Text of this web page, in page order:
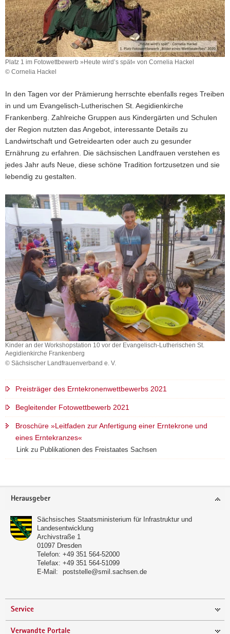
des
Landkreises
Mittelsachsen
Platz 1 im Fotowettbewerb »Heute wird’s spät« von Cornelia Hackel
© Cornelia Hackel
1
Fotowettbewerb
»Heute
wird’s
spät«
von
Hackel
In den Tagen vor der Prämierung herrschte ebenfalls reges Treiben
in und um Evangelisch-Lutherischen St. Aegidienkirche
Frankenberg. Zahlreiche Gruppen aus Kindergärten und Schulen
der Region nutzten das Angebot, interessante Details zu
Landwirtschaft und Getreidearten oder auch zu gesunder
Ernährung zu erfahren. Die sächsischen Landfrauen verstehen es
jedes Jahr aufs Neue, diese schöne Tradition fortzusetzen und sie
lebendig zu gestalten.
Kinder an der Workshopstation 10 vor der Evangelisch-Lutherischen St.
Aegidienkirche Frankenberg
© Sächsischer Landfrauenverband e. V.
an
der
Workshopstation
10
der
Evangelisch-
Lutherischen
St.
Preisträger des Erntekronenwettbewerbs 2021
Begleitender Fotowettbewerb 2021
Broschüre »Leitfaden zur Anfertigung einer Erntekrone und
eines Erntekranzes«
Link zu Publikationen des Freistaates Sachsen
Footer-
Herausgeber
Sächsisches Staatsministerium für Infrastruktur und
Landesentwicklung
Archivstraße 1
01097 Dresden
Telefon: +49 351 564-52000
Telefax: +49 351 564-51099
E-Mail:
poststelle@smil.sachsen.de
Service
Verwandte Portale